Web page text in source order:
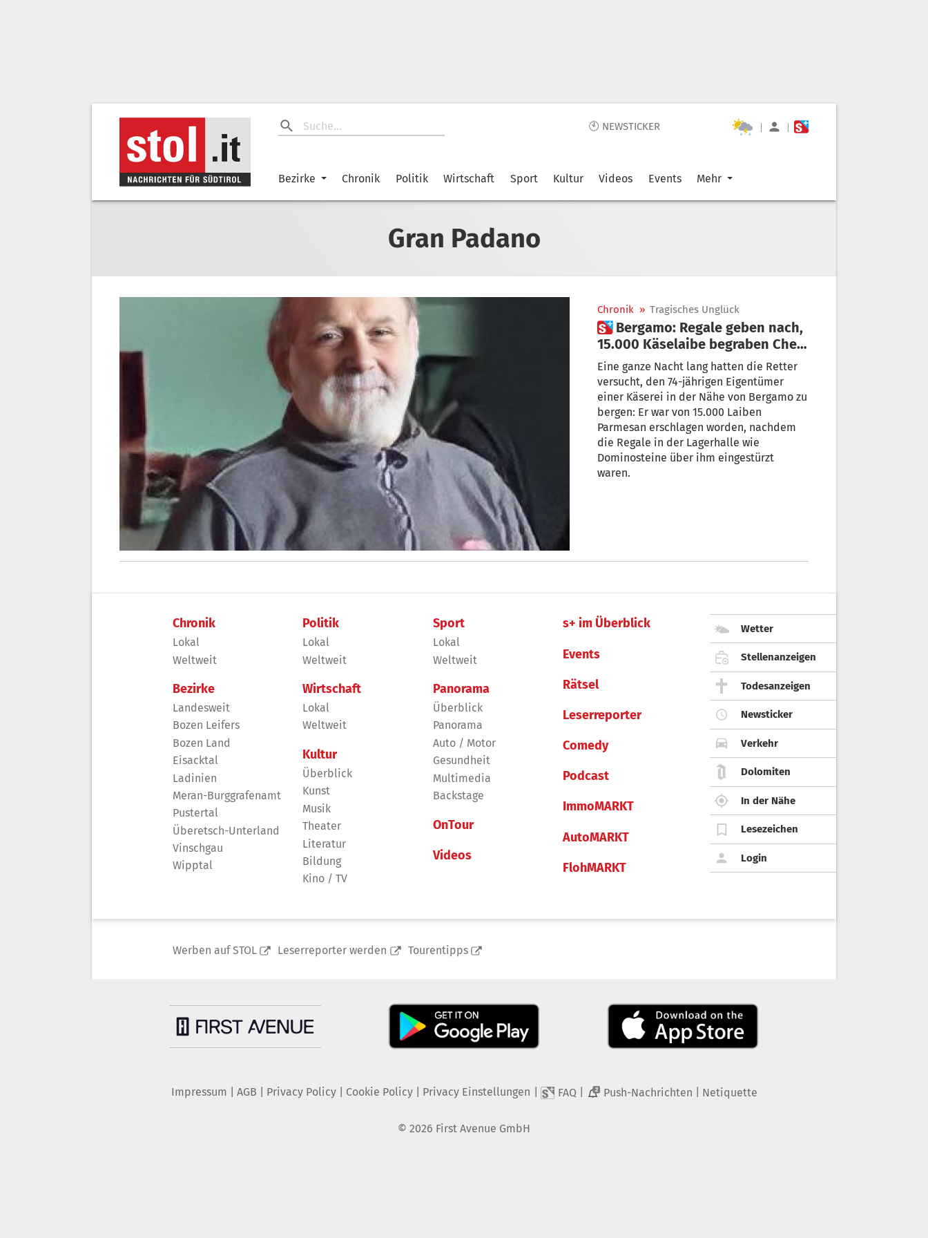
🕙 NEWSTICKER | |
Bezirke Chronik Politik Wirtschaft Sport Kultur Videos Events Mehr
Gran Padano
Chronik » Tragisches Unglück
 Bergamo: Regale geben nach,
15.000 Käselaibe begraben Chef
unter sich
Eine ganze Nacht lang hatten die Retter
versucht, den 74-jährigen Eigentümer
einer Käserei in der Nähe von Bergamo zu
bergen: Er war von 15.000 Laiben
Parmesan erschlagen worden, nachdem
die Regale in der Lagerhalle wie
Dominosteine über ihm eingestürzt
waren.
Chronik
Lokal
Weltweit
Bezirke
Landesweit
Bozen Leifers
Bozen Land
Eisacktal
Ladinien
Meran-Burggrafenamt
Pustertal
Überetsch-Unterland
Vinschgau
Wipptal
Politik
Lokal
Weltweit
Wirtschaft
Lokal
Weltweit
Kultur
Überblick
Kunst
Musik
Theater
Literatur
Bildung
Kino / TV
Sport
Lokal
Weltweit
Panorama
Überblick
Panorama
Auto / Motor
Gesundheit
Multimedia
Backstage
OnTour
Videos
s+ im Überblick
Events
Rätsel
Leserreporter
Comedy
Podcast
ImmoMARKT
AutoMARKT
FlohMARKT
Wetter
Stellenanzeigen
Todesanzeigen
Newsticker
Verkehr
Dolomiten
In der Nähe
Lesezeichen
Login
Werben auf STOL Leserreporter werden Tourentipps
Impressum AGB Privacy Policy| Cookie Policy| Privacy Einstellungen FAQ 2 Push-Nachrichten Netiquette
© 2026 First Avenue GmbH